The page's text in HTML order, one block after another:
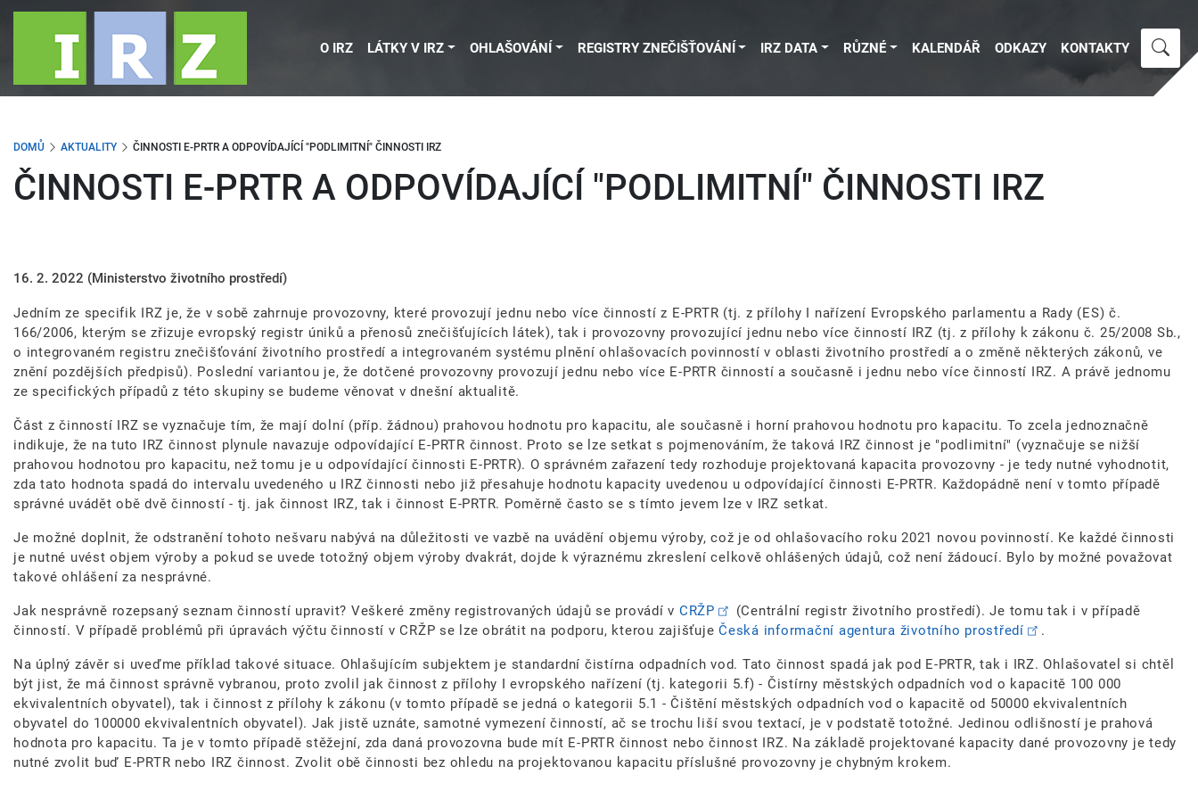
Přejít
O IRZ LÁTKY V IRZ OHLAŠOVÁNÍ REGISTRY ZNEČIŠŤOVÁNÍ IRZ DATA RŮZNÉ KALENDÁŘ ODKAZY KONTAKTY
DOMŮ AKTUALITY ČINNOSTI E-PRTR A ODPOVÍDAJÍCÍ "PODLIMITNÍ" ČINNOSTI IRZ
ČINNOSTI E-PRTR A ODPOVÍDAJÍCÍ "PODLIMITNÍ" ČINNOSTI IRZ
16. 2. 2022 (Ministerstvo životního prostředí)
Jedním ze specifik IRZ je, že v sobě zahrnuje provozovny, které provozují jednu nebo více činností z E-PRTR (tj. z přílohy I nařízení Evropského parlamentu a Rady (ES) č.
166/2006, kterým se zřizuje evropský registr úniků a přenosů znečišťujících látek), tak i provozovny provozující jednu nebo více činností IRZ (tj. z přílohy k zákonu č. 25/2008 Sb.,
o integrovaném registru znečišťování životního prostředí a integrovaném systému plnění ohlašovacích povinností v oblasti životního prostředí a o změně některých zákonů, ve
znění pozdějších předpisů). Poslední variantou je, že dotčené provozovny provozují jednu nebo více E-PRTR činností a současně i jednu nebo více činností IRZ. A právě jednomu
ze specifických případů z této skupiny se budeme věnovat v dnešní aktualitě.
Část z činností IRZ se vyznačuje tím, že mají dolní (příp. žádnou) prahovou hodnotu pro kapacitu, ale současně i horní prahovou hodnotu pro kapacitu. To zcela jednoznačně
indikuje, že na tuto IRZ činnost plynule navazuje odpovídající E-PRTR činnost. Proto se lze setkat s pojmenováním, že taková IRZ činnost je "podlimitní" (vyznačuje se nižší
prahovou hodnotou pro kapacitu, než tomu je u odpovídající činnosti E-PRTR). O správném zařazení tedy rozhoduje projektovaná kapacita provozovny - je tedy nutné vyhodnotit,
zda tato hodnota spadá do intervalu uvedeného u IRZ činnosti nebo již přesahuje hodnotu kapacity uvedenou u odpovídající činnosti E-PRTR. Každopádně není v tomto případě
správné uvádět obě dvě činností - tj. jak činnost IRZ, tak i činnost E-PRTR. Poměrně často se s tímto jevem lze v IRZ setkat.
Je možné doplnit, že odstranění tohoto nešvaru nabývá na důležitosti ve vazbě na uvádění objemu výroby, což je od ohlašovacího roku 2021 novou povinností. Ke každé činnosti
je nutné uvést objem výroby a pokud se uvede totožný objem výroby dvakrát, dojde k výraznému zkreslení celkově ohlášených údajů, což není žádoucí. Bylo by možné považovat
takové ohlášení za nesprávné.
Jak nesprávně rozepsaný seznam činností upravit? Veškeré změny registrovaných údajů se provádí v CRŽP
(Centrální registr životního prostředí). Je tomu tak i v případě
činností. V případě problémů při úpravách výčtu činností v CRŽP se lze obrátit na podporu, kterou zajišťuje Česká informační agentura životního prostředí .
Na úplný závěr si uveďme příklad takové situace. Ohlašujícím subjektem je standardní čistírna odpadních vod. Tato činnost spadá jak pod E-PRTR, tak i IRZ. Ohlašovatel si chtěl
být jist, že má činnost správně vybranou, proto zvolil jak činnost z přílohy I evropského nařízení (tj. kategorii 5.f) - Čistírny městských odpadních vod o kapacitě 100 000
ekvivalentních obyvatel), tak i činnost z přílohy k zákonu (v tomto případě se jedná o kategorii 5.1 - Čištění městských odpadních vod o kapacitě od 50000 ekvivalentních
obyvatel do 100000 ekvivalentních obyvatel). Jak jistě uznáte, samotné vymezení činností, ač se trochu liší svou textací, je v podstatě totožné. Jedinou odlišností je prahová
hodnota pro kapacitu. Ta je v tomto případě stěžejní, zda daná provozovna bude mít E-PRTR činnost nebo činnost IRZ. Na základě projektované kapacity dané provozovny je tedy
nutné zvolit buď E-PRTR nebo IRZ činnost. Zvolit obě činnosti bez ohledu na projektovanou kapacitu příslušné provozovny je chybným krokem.